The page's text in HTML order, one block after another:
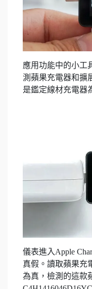
應用功能中的小工
測蘋果充電器和擴
是鑑定線材充電器
儀表進入Apple
真假。讀取蘋果充
為真，檢測的這款